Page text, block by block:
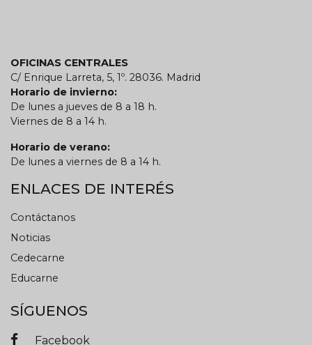
OFICINAS CENTRALES
C/ Enrique Larreta, 5, 1º. 28036. Madrid
Horario de invierno:
De lunes a jueves de 8 a 18 h.
Viernes de 8 a 14 h.
Horario de verano:
De lunes a viernes de 8 a 14 h.
ENLACES DE INTERÉS
Contáctanos
Noticias
Cedecarne
Educarne
SÍGUENOS
Facebook